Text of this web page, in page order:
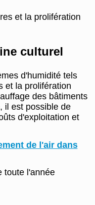
et la prolifération
culturel
d'humidité tels
et la prolifération
des bâtiments
il est possible de
d'exploitation et
de l'air dans
toute l'année